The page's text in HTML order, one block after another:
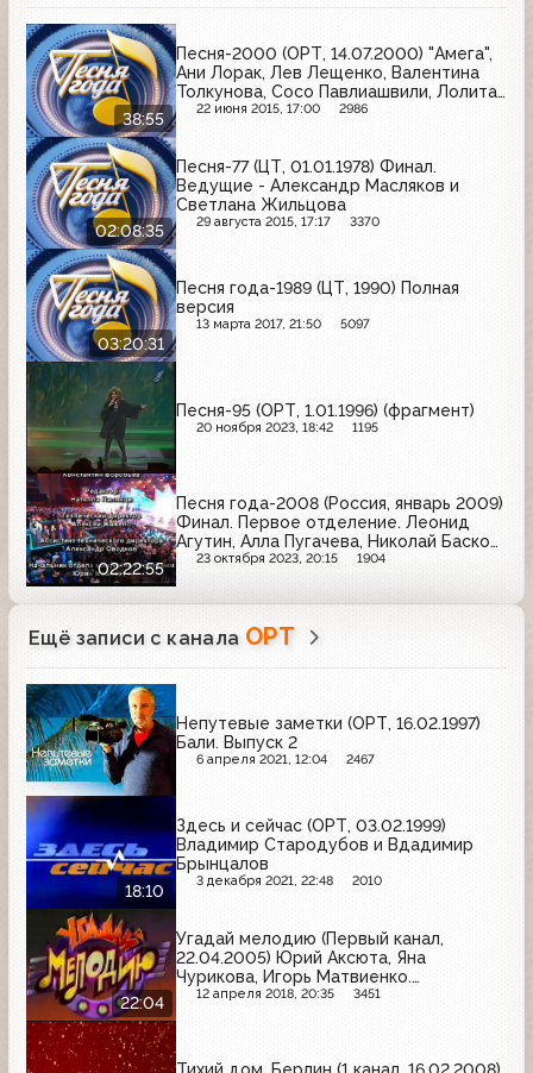
38:55
Песня-2000 (ОРТ, 14.07.2000) "Амега",
Ани Лорак, Лев Лещенко, Валентина
Толкунова, Сосо Павлиашвили, Лолита,
Алена Апина, Надежда Бабкина
22 июня 2015, 17:00 2986
02:08:35
Песня-77 (ЦТ, 01.01.1978) Финал.
Ведущие - Александр Масляков и
Светлана Жильцова
29 августа 2015, 17:17 3370
03:20:31
Песня года-1989 (ЦТ, 1990) Полная
версия
13 марта 2017, 21:50 5097
Песня-95 (ОРТ, 1.01.1996) (фрагмент)
20 ноября 2023, 18:42 1195
02:22:55
Песня года-2008 (Россия, январь 2009)
Финал. Первое отделение. Леонид
Агутин, Алла Пугачева, Николай Басков,
Анжелика Варум и др.
23 октября 2023, 20:15 1904
Ещё записи с канала ОРТ
Непутевые заметки (ОРТ, 16.02.1997)
Бали. Выпуск 2
6 апреля 2021, 12:04 2467
18:10
Здесь и сейчас (ОРТ, 03.02.1999)
Владимир Стародубов и Вдадимир
Брынцалов
3 декабря 2021, 22:48 2010
22:04
Угадай мелодию (Первый канал,
22.04.2005) Юрий Аксюта, Яна
Чурикова, Игорь Матвиенко.
Специальный выпуск, посвященный 10-
12 апреля 2018, 20:35 3451